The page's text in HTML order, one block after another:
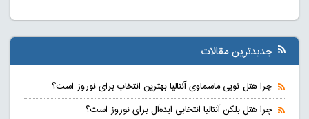
جدیدترین مقالات
چرا هتل تویی ماسماوی آنتالیا بهترین انتخاب برای نوروز است؟
چرا هتل بلکن آنتالیا انتخابی ایده‌آل برای نوروز است؟